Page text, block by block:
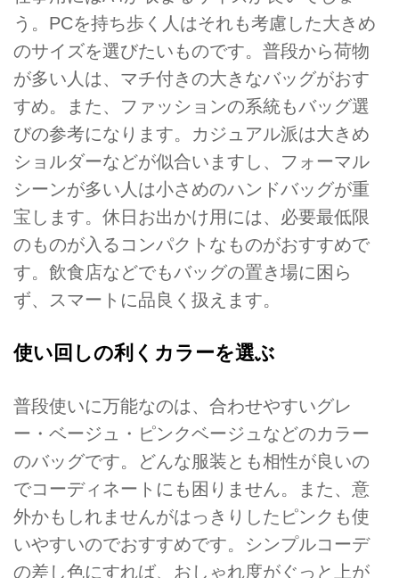
う。PCを持ち歩く人はそれも考慮した大きめ
のサイズを選びたいものです。普段から荷物
が多い人は、マチ付きの大きなバッグがおす
すめ。また、ファッションの系統もバッグ選
びの参考になります。カジュアル派は大きめ
ショルダーなどが似合いますし、フォーマル
シーンが多い人は小さめのハンドバッグが重
宝します。休日お出かけ用には、必要最低限
のものが入るコンパクトなものがおすすめで
す。飲食店などでもバッグの置き場に困ら
ず、スマートに品良く扱えます。
使い回しの利くカラーを選ぶ
普段使いに万能なのは、合わせやすいグレ
ー・ベージュ・ピンクベージュなどのカラー
のバッグです。どんな服装とも相性が良いの
でコーディネートにも困りません。また、意
外かもしれませんがはっきりしたピンクも使
いやすいのでおすすめです。シンプルコーデ
の差し色にすれば、おしゃれ度がぐっと上が